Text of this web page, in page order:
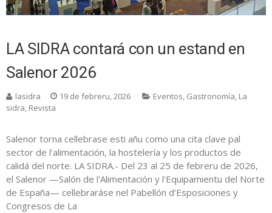
LA SIDRA contará con un estand en
Salenor 2026
lasidra 19 de febreru, 2026 Eventos, Gastronomía, La
sidra, Revista
Salenor torna cellebrase esti añu como una cita clave pal
sector de l'alimentación, la hostelería y los productos de
calidá del norte. LA SIDRA.- Del 23 al 25 de febreru de 2026,
el Salenor —Salón de l'Alimentación y l'Equipamientu del Norte
de España— cellebraráse nel Pabellón d'Esposiciones y
Congresos de La